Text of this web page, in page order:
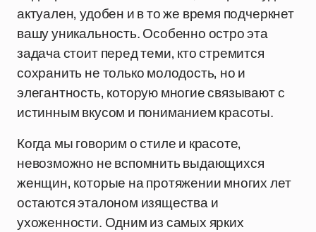
актуален, удобен и в то же время подчеркнет
вашу уникальность. Особенно остро эта
задача стоит перед теми, кто стремится
сохранить не только молодость, но и
элегантность, которую многие связывают с
истинным вкусом и пониманием красоты.
Когда мы говорим о стиле и красоте,
невозможно не вспомнить выдающихся
женщин, которые на протяжении многих лет
остаются эталоном изящества и
ухоженности. Одним из самых ярких